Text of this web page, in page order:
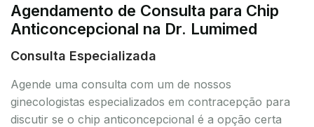
Agendamento de Consulta para Chip
Anticoncepcional na Dr. Lumimed
Consulta Especializada
Agende uma consulta com um de nossos
ginecologistas especializados em contracepção para
discutir se o chip anticoncepcional é a opção certa